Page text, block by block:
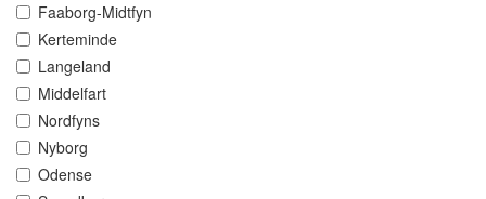
Faaborg-Midtfyn
Kerteminde
Langeland
Middelfart
Nordfyns
Nyborg
Odense